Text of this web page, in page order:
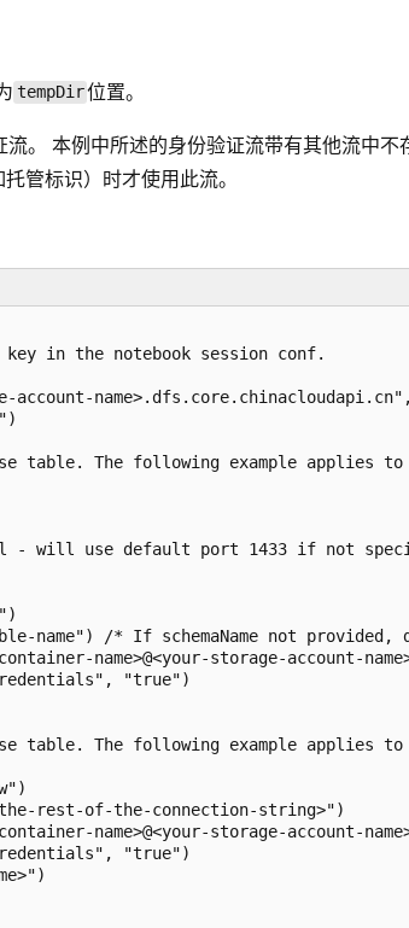
tempDir位置。
。 本例中所述的身份验证流带有其他流中不
管标识）时才使用此流。
in the notebook session conf.
account-name>.dfs.core.chinacloudapi.cn",
table. The following example applies to
- will use default port 1433 if not
name") /* If schemaName not provided,
name>@<your-storage-account-
"true")
table. The following example applies to
rest-of-the-connection-string>")
name>@<your-storage-account-
"true")